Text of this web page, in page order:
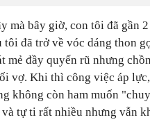
mà bây giờ, con tôi đã gần
tôi đã trở về vóc dáng thon
mẻ đầy quyến rũ nhưng
vợ. Khi thì công việc áp
không còn ham muốn
và tự ti rất nhiều nhưng vẫn